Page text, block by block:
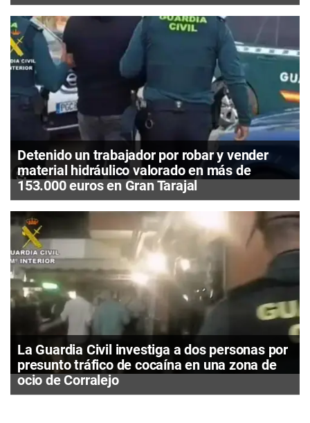
Detenido un trabajador por robar y vender
material hidráulico valorado en más de
153.000 euros en Gran Tarajal
La Guardia Civil investiga a dos personas por
presunto tráfico de cocaína en una zona de
ocio de Corralejo